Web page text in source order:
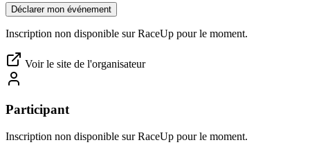
Déclarer mon événement
Inscription non disponible sur RaceUp pour le moment.
Voir le site de l'organisateur
Participant
Inscription non disponible sur RaceUp pour le moment.